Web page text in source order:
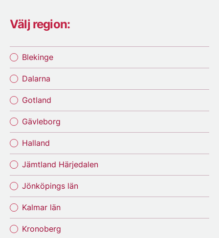
Välj region:
Blekinge
Dalarna
Gotland
Gävleborg
Halland
Jämtland Härjedalen
Jönköpings län
Kalmar län
Kronoberg